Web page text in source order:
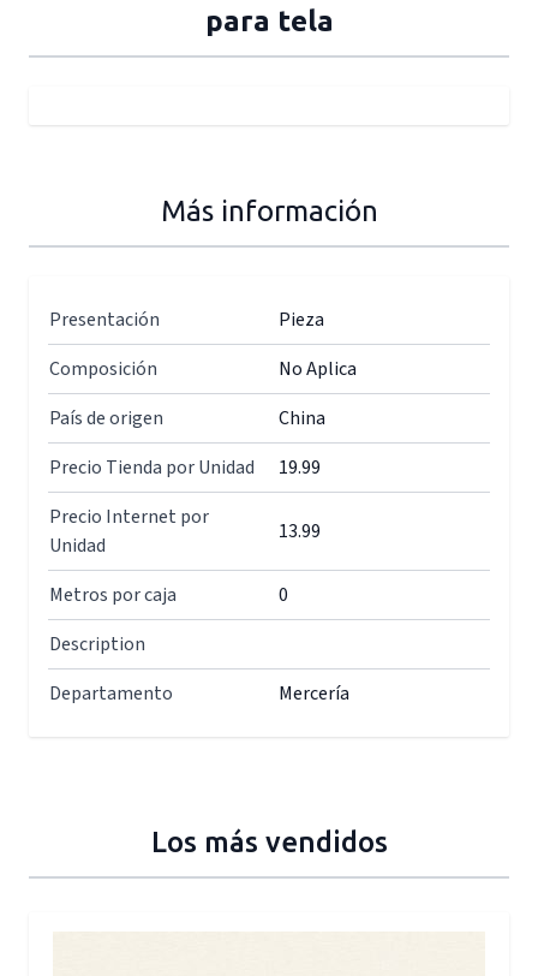
para tela
Más información
Presentación
Pieza
Composición
No Aplica
País de origen
China
Precio Tienda por Unidad
19.99
Precio Internet por
Unidad
13.99
Metros por caja
0
Description
Departamento
Mercería
Los más vendidos